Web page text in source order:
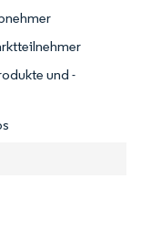
und -